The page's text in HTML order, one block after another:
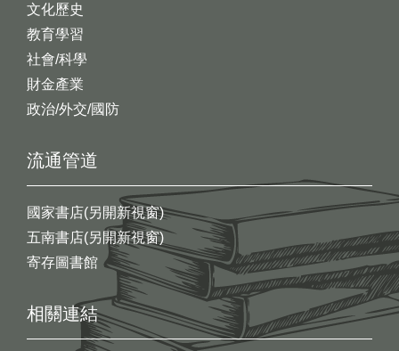
文化歷史
教育學習
社會/科學
財金產業
政治/外交/國防
流通管道
國家書店(另開新視窗)
五南書店(另開新視窗)
寄存圖書館
相關連結